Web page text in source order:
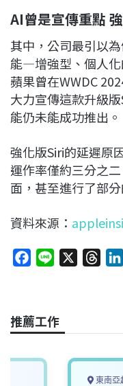
AI曾是宣傳重點
其中，公司最引以
能—增強型、個人
蘋果曾在WWDC
大力宣傳這款升級
能仍未能成功推出。
強化版Siri的延遲原
運作率僅約三分之
面，甚至進行了部
資料來源：
e
b
o
a
s
推薦工作
東南亞